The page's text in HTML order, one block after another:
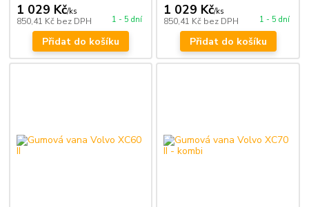
1 029 Kč/ks
850,41 Kč bez DPH 1 - 5 dní
Přidat do košíku
1 029 Kč/ks
850,41 Kč bez DPH 1 - 5 dní
Přidat do košíku